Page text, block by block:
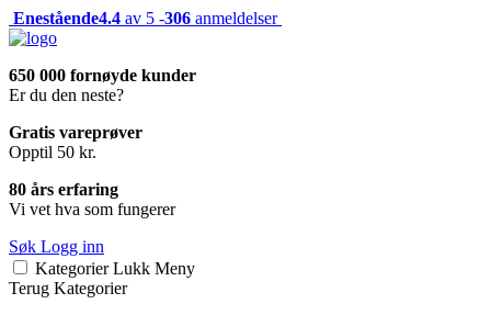
Enestående4.4 av 5 -306 anmeldelser
650 000 fornøyde kunder
Er du den neste?
Gratis vareprøver
Opptil 50 kr.
80 års erfaring
Vi vet hva som fungerer
Søk Logg inn
Kategorier Lukk Meny
Terug Kategorier